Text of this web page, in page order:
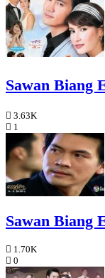
Sawan Biang
3.63K
1
Sawan Biang
1.70K
0